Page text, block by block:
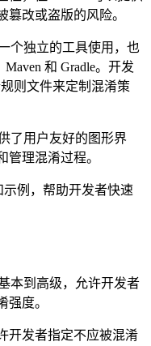
改或盗版的风险。
个独立的工具使用，也
和 Gradle。开发
则文件来定制混淆策
了用户友好的图形界
管理混淆过程。
示例，帮助开发者快速
本到高级，允许开发者
强度。
开发者指定不应被混淆